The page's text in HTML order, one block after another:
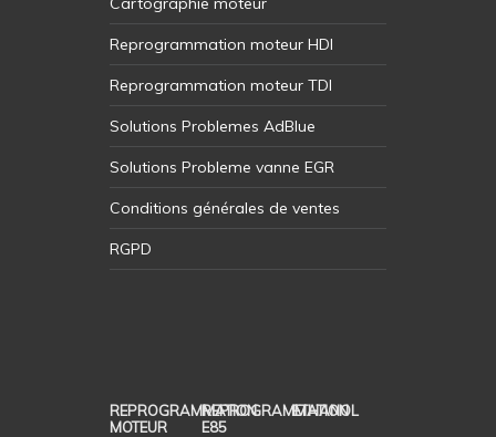
Reprogrammation moteur HDI
Reprogrammation moteur TDI
Solutions Problemes AdBlue
Solutions Probleme vanne EGR
Conditions générales de ventes
RGPD
REPROGRAMMATION
MOTEUR
REPROGRAMMATION
E85
ETHANOL